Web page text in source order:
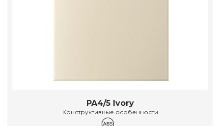
PA4/5 Ivory
Конструктивные особенности